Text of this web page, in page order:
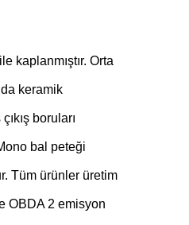
kaplanmıştır. Orta
keramik
boruları
bal peteği
Tüm ürünler üretim
OBDA 2 emisyon